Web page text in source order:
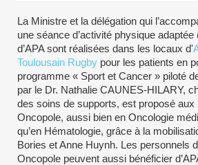
La Ministre et la délégation qui
une séance d’activité physique
d’APA sont réalisées dans les locaux d'
Toulousain Rugby pour les patients en
programme « Sport et Cancer » piloté
par le Dr. Nathalie CAUNES-HILARY,
des soins de supports, est proposé aux
Oncopole, aussi bien en Oncologie
qu’en Hématologie, grâce à la
Bories et Anne Huynh. Les personnels
Oncopole peuvent aussi bénéficier